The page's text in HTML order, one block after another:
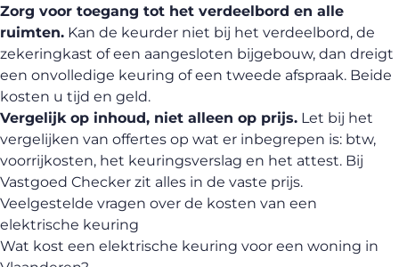
Zorg voor toegang tot het verdeelbord en alle
ruimten. Kan de keurder niet bij het verdeelbord, de
zekeringkast of een aangesloten bijgebouw, dan dreigt
een onvolledige keuring of een tweede afspraak. Beide
kosten u tijd en geld.
Vergelijk op inhoud, niet alleen op prijs. Let bij het
vergelijken van offertes op wat er inbegrepen is: btw,
voorrijkosten, het keuringsverslag en het attest. Bij
Vastgoed Checker zit alles in de vaste prijs.
Veelgestelde vragen over de kosten van een
elektrische keuring
Wat kost een elektrische keuring voor een woning in